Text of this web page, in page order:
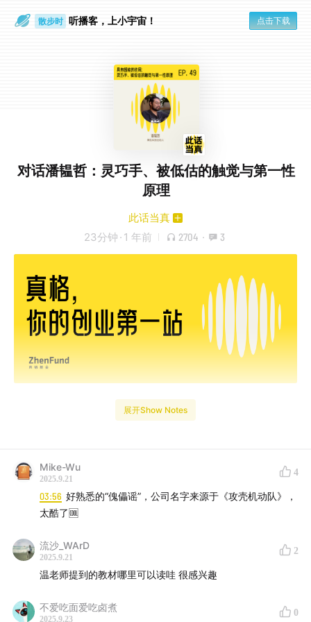
散步时 听播客，上小宇宙！ 点击下载
对话潘韫哲：灵巧手、被低估的触觉与第一性
原理
此话当真
23分钟 · 1 年前 2704 · 3
9 月 17 日，舞肌科技 Wuji Hand 1.0 正式发布。单手重
量仅 550g，以1:1 仿真人手形态和 20DoF（主动自由
度）的灵巧手设计，重新定义了机器人精细化操作的边
界。
2018 年，从美国 UIUC 毕业的潘韫哲回国创业，放弃了
网，选择了机器人。没有任何背景的他，从 YouTube 自
展开Show Notes
Mike-Wu
2025.9.21
4
03:56 好熟悉的“傀儡谣”，公司名字来源于《攻壳机动队》，
太酷了🆒
流沙_WArD
2025.9.21
2
温老师提到的教材哪里可以读哇 很感兴趣
不爱吃面爱吃卤煮
2025.9.23
0